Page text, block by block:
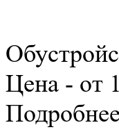
Цена - от
Подробнее